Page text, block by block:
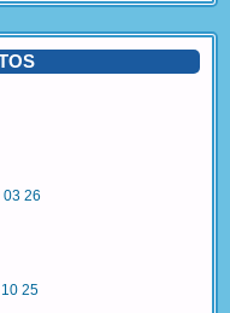
03 26
25